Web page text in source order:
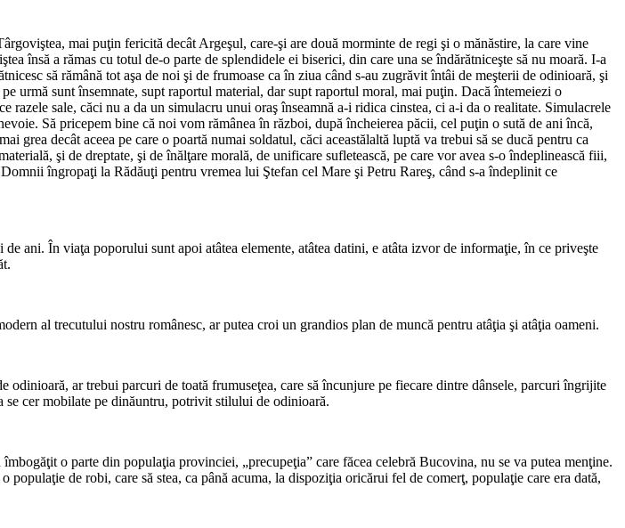
mai puţin fericită decât Argeşul, care-şi are două morminte de regi şi o mănăstire, la care vine
însă a rămas cu totul de-o parte de splendi­dele ei biserici, din care una se îndărătniceşte să nu moară. I-a
să rămână tot aşa de noi şi de fru­moase ca în ziua când s-au zugrăvit întâi de meşterii de odinioară, şi
urmă sunt însemnate, supt raportul material, dar supt raportul moral, mai puţin. Dacă întemeiezi o
sale, căci nu a da un simu­lacru unui oraş înseamnă a-i ridica cinstea, ci a-i da o realitate. Simulacrele
Să pricepem bine că noi vom rămânea în război, după încheierea păcii, cel puţin o sută de ani încă,
decât aceea pe care o poartă numai soldatul, căci aceastălaltă luptă va trebui să se ducă pentru ca
şi de drep­tate, şi de înălţare morală, de unificare sufletească, pe care vor avea s-o îndeplinească fiii,
îngropaţi la Rădăuţi pentru vremea lui Ştefan cel Mare şi Petru Rareş, când s-a îndeplinit ce
ani. În viaţa poporului sunt apoi atâtea ele­mente, atâtea datini, e atâta izvor de informaţie, în ce priveşte
al trecutului nostru românesc, ar putea croi un grandios plan de muncă pentru atâţia şi atâţia oameni.
ar trebui parcuri de toată frumuseţea, care să încunjure pe fiecare dintre dânsele, par­curi îngrijite
se cer mobilate pe dinăuntru, po­trivit stilului de odinioară.
o parte din populaţia provinciei, „precupe­ţia” care făcea celebră Bucovina, nu se va putea men­ţine.
de robi, care să stea, ca până acuma, la dispoziţia oricărui fel de comerţ, populaţie care era dată,